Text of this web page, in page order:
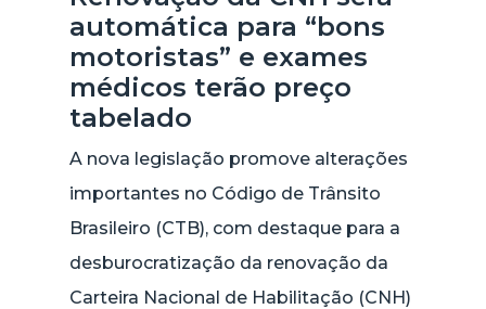
automática para “bons
motoristas” e exames
médicos terão preço
tabelado
A nova legislação promove alterações
importantes no Código de Trânsito
Brasileiro (CTB), com destaque para a
desburocratização da renovação da
Carteira Nacional de Habilitação (CNH)